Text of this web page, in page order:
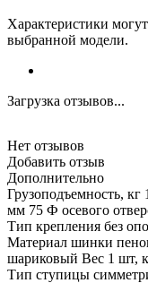
Характеристики
выбранной модели.
Загрузка отзывов...
Нет отзывов
Добавить отзыв
Дополнительно
Грузоподъемность,
мм 75 Ф осевого
Тип крепления без
Материал шинки
шариковый Вес 1 шт,
Тип ступицы